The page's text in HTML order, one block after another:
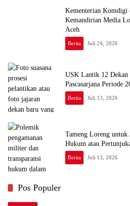
Kementerian
Kemandirian Media
Aceh
Berita Juli 24, 2026
USK Lantik 12 Dekan
Pascasarjana Periode
Berita Juli 13, 2026
Tameng Loreng untuk
Hukum atau
Berita Juli 13, 2026
Pos Populer